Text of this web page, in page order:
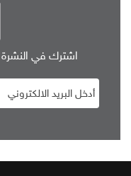
اشترك في النشرة